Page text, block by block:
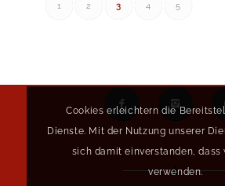
1 2 3 4 5
Cookies erleichtern die
Dienste. Mit der Nutzung unserer
sich damit einverstanden, dass
verwenden.